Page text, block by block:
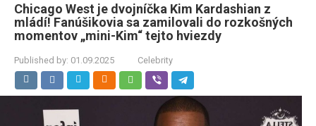
Chicago West je dvojníčka Kim Kardashian z
mládí! Fanúšikovia sa zamilovali do rozkošných
momentov „mini-Kim“ tejto hviezdy
Published by: 01.09.2025 Celebrity